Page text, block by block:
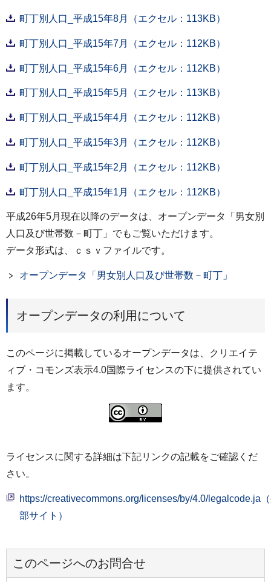
町丁別人口_平成15年8月（エクセル：113KB）
町丁別人口_平成15年7月（エクセル：112KB）
町丁別人口_平成15年6月（エクセル：112KB）
町丁別人口_平成15年5月（エクセル：113KB）
町丁別人口_平成15年4月（エクセル：112KB）
町丁別人口_平成15年3月（エクセル：112KB）
町丁別人口_平成15年2月（エクセル：112KB）
町丁別人口_平成15年1月（エクセル：112KB）
平成26年5月現在以降のデータは、オープンデータ「男女別
人口及び世帯数－町丁」でもご覧いただけます。
データ形式は、ｃｓｖファイルです。
オープンデータ「男女別人口及び世帯数－町丁」
オープンデータの利用について
このページに掲載しているオープンデータは、クリエイテ
ィブ・コモンズ表示4.0国際ライセンスの下に提供されてい
ます。
ライセンスに関する詳細は下記リンクの記載をご確認くだ
さい。
https://creativecommons.org/licenses/by/4.0/legalcode.ja
部サイト）
このページへのお問合せ